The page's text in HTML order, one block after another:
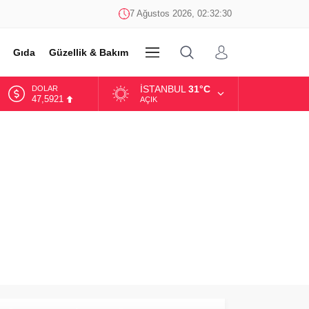
7 Ağustos 2026, 02:32:30
Gıda Güzellik & Bakım DİĞER
DOLAR
47,5921
İSTANBUL 31°C
AÇIK